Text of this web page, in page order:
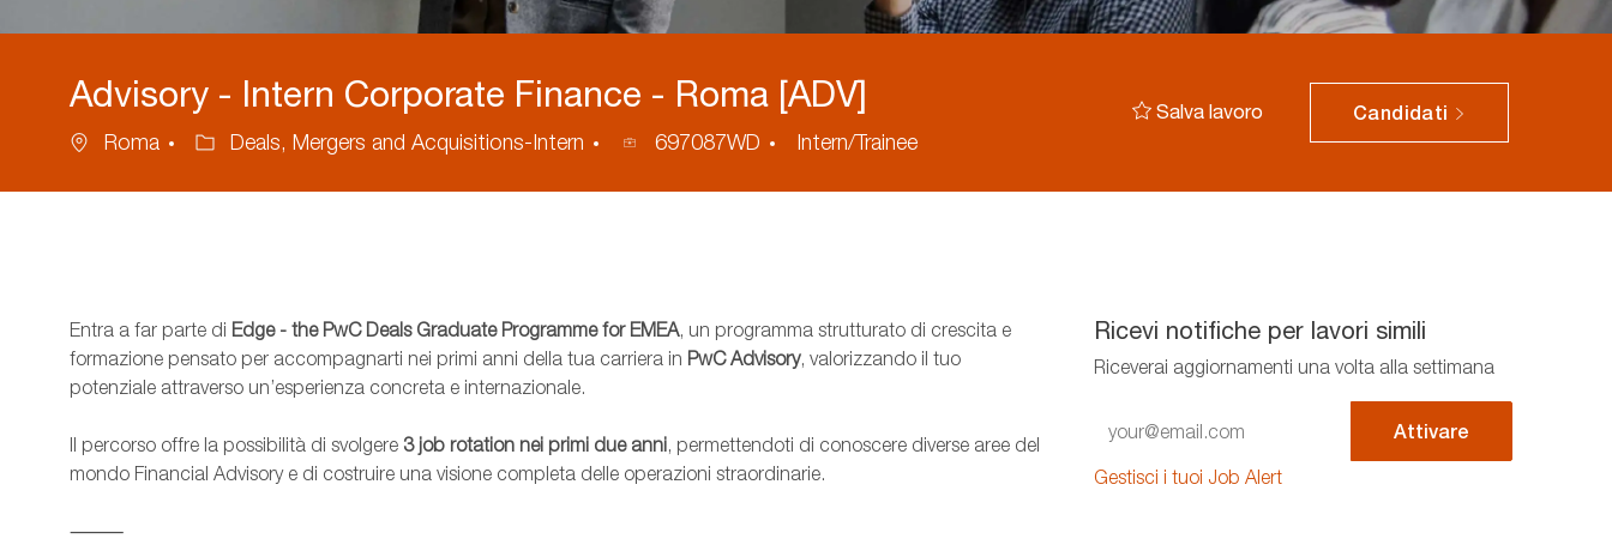
Advisory - Intern Corporate Finance - Roma [ADV]
Ubicazione
Roma Categoria
Deals, Mergers and Acquisitions-Intern
ID
697087WD Intern/Trainee
Salva lavoro Candidati
Entra a far parte di Edge - the PwC Deals Graduate Programme for EMEA, un programma strutturato di crescita e
formazione pensato per accompagnarti nei primi anni della tua carriera in PwC Advisory, valorizzando il tuo
potenziale attraverso un’esperienza concreta e internazionale.
Il percorso offre la possibilità di svolgere 3 job rotation nei primi due anni, permettendoti di conoscere diverse aree del
mondo Financial Advisory e di costruire una visione completa delle operazioni straordinarie.
⸻
Ricevi notifiche per lavori simili
Riceverai aggiornamenti una volta alla settimana
Email
address
Attivare
Gestisci i tuoi Job Alert